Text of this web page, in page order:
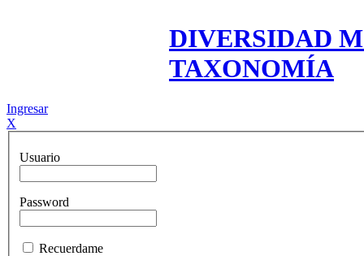
DIVERSIDAD
TAXONOMÍA
Ingresar
X
Usuario
Password
Recuerdame